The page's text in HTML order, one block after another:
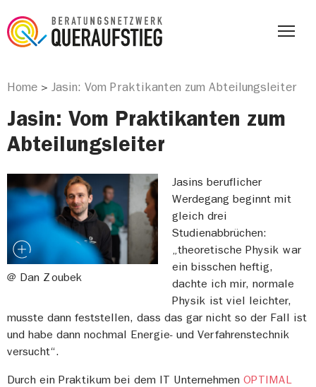
Home > Jasin: Vom Praktikanten zum Abteilungsleiter
Jasin: Vom Praktikanten zum
Abteilungsleiter
@ Dan Zoubek
Jasins beruflicher
Werdegang beginnt mit
gleich drei
Studienabbrüchen:
„theoretische Physik war
ein bisschen heftig,
dachte ich mir, normale
Physik ist viel leichter,
musste dann feststellen, dass das gar nicht so der Fall ist
und habe dann nochmal Energie- und Verfahrenstechnik
versucht“.
Durch ein Praktikum bei dem IT Unternehmen OPTIMAL